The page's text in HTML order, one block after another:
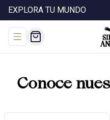
EXPLORA TU MUNDO
Abrir menu de navegación
Conoce